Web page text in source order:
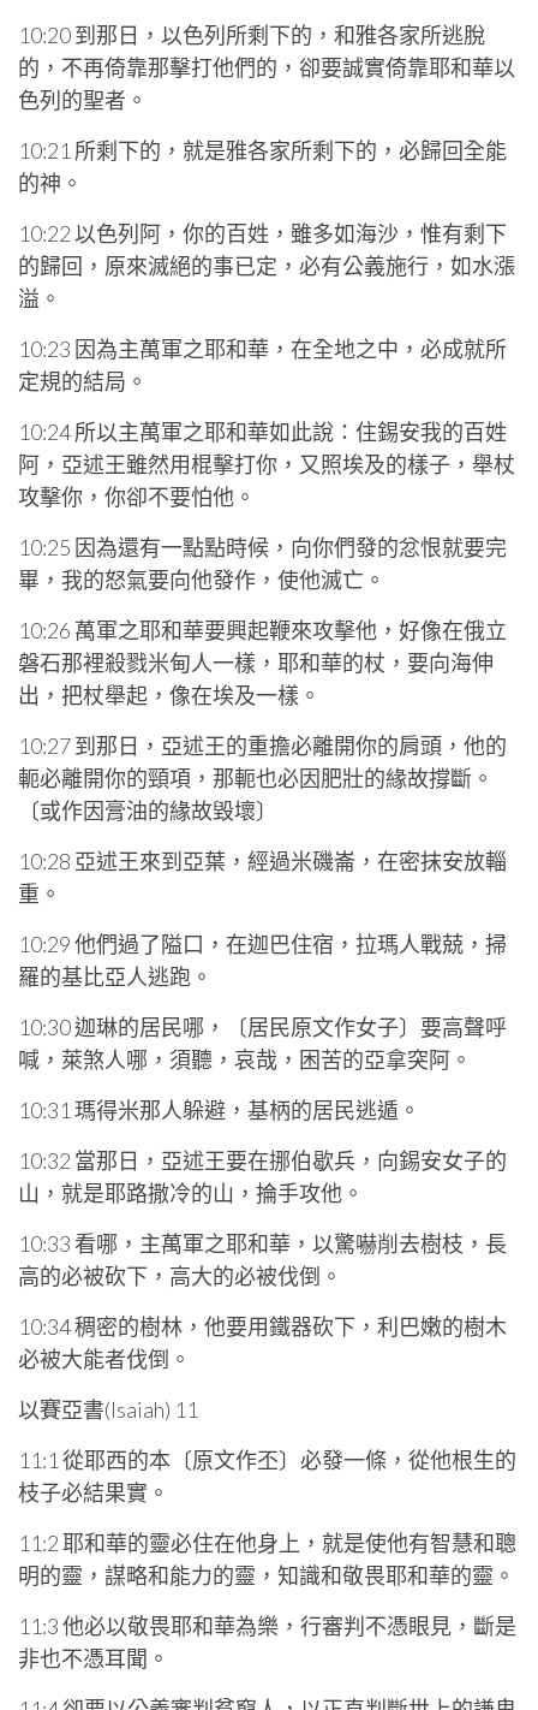
10:20 到那日，以色列所剩下的，和雅各家所逃脫
的，不再倚靠那擊打他們的，卻要誠實倚靠耶和華以
色列的聖者。
10:21 所剩下的，就是雅各家所剩下的，必歸回全能
的神。
10:22 以色列阿，你的百姓，雖多如海沙，惟有剩下
的歸回，原來滅絕的事已定，必有公義施行，如水漲
溢。
10:23 因為主萬軍之耶和華，在全地之中，必成就所
定規的結局。
10:24 所以主萬軍之耶和華如此說：住錫安我的百姓
阿，亞述王雖然用棍擊打你，又照埃及的樣子，舉杖
攻擊你，你卻不要怕他。
10:25 因為還有一點點時候，向你們發的忿恨就要完
畢，我的怒氣要向他發作，使他滅亡。
10:26 萬軍之耶和華要興起鞭來攻擊他，好像在俄立
磐石那裡殺戮米甸人一樣，耶和華的杖，要向海伸
出，把杖舉起，像在埃及一樣。
10:27 到那日，亞述王的重擔必離開你的肩頭，他的
軛必離開你的頸項，那軛也必因肥壯的緣故撐斷。
〔或作因膏油的緣故毀壞〕
10:28 亞述王來到亞葉，經過米磯崙，在密抹安放輜
重。
10:29 他們過了隘口，在迦巴住宿，拉瑪人戰兢，掃
羅的基比亞人逃跑。
10:30 迦琳的居民哪，〔居民原文作女子〕要高聲呼
喊，萊煞人哪，須聽，哀哉，困苦的亞拿突阿。
10:31 瑪得米那人躲避，基柄的居民逃遁。
10:32 當那日，亞述王要在挪伯歇兵，向錫安女子的
山，就是耶路撒冷的山，掄手攻他。
10:33 看哪，主萬軍之耶和華，以驚嚇削去樹枝，長
高的必被砍下，高大的必被伐倒。
10:34 稠密的樹林，他要用鐵器砍下，利巴嫩的樹木
必被大能者伐倒。
以賽亞書(Isaiah) 11
11:1 從耶西的本〔原文作丕〕必發一條，從他根生的
枝子必結果實。
11:2 耶和華的靈必住在他身上，就是使他有智慧和聰
明的靈，謀略和能力的靈，知識和敬畏耶和華的靈。
11:3 他必以敬畏耶和華為樂，行審判不憑眼見，斷是
非也不憑耳聞。